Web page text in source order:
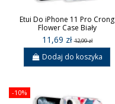
Etui Do iPhone 11 Pro Crong
Flower Case Biały
11,69 zł12,99 zł
Dodaj do koszyka
-10%